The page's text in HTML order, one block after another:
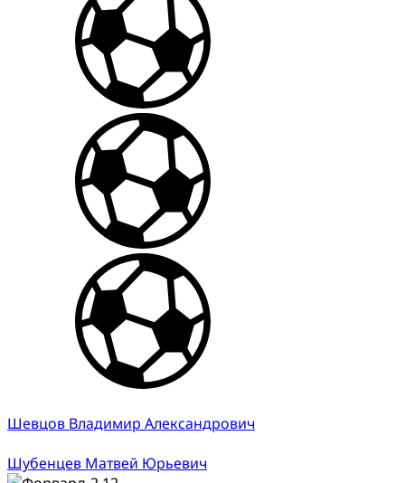
Шевцов Владимир Александрович
Шубенцев Матвей Юрьевич